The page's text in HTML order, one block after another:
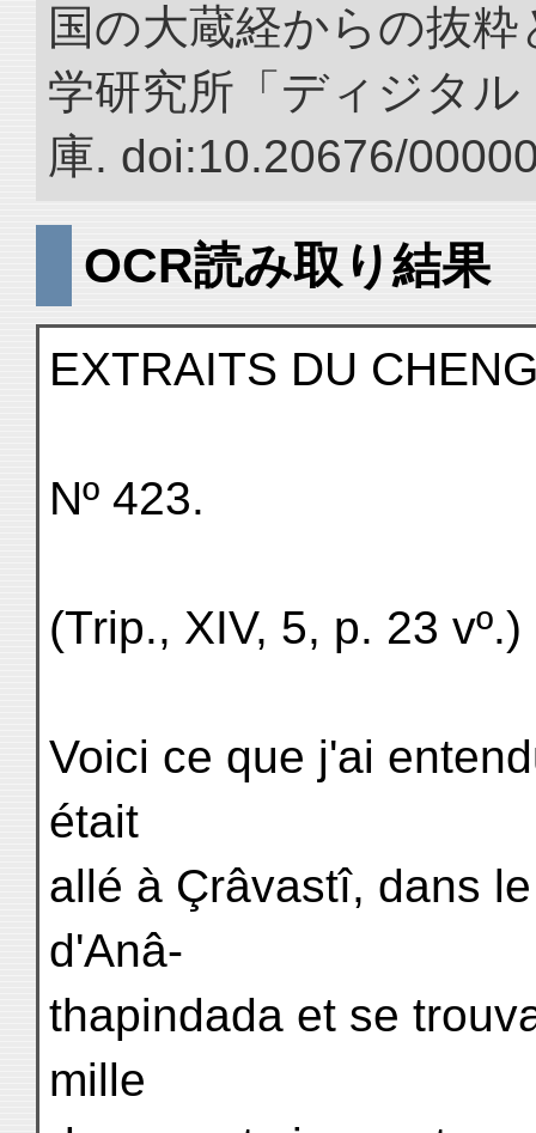
国の大蔵経からの抜
学研究所「ディジタ
庫. doi:10.20676/
OCR読み取り結果
EXTRAITS DU
Nº 423.
(Trip., XIV, 5, p. 23 vº.)
Voici ce que j'ai
était
allé à Çrâvastî, dans
d'Anâ-
thapindada et se
mille